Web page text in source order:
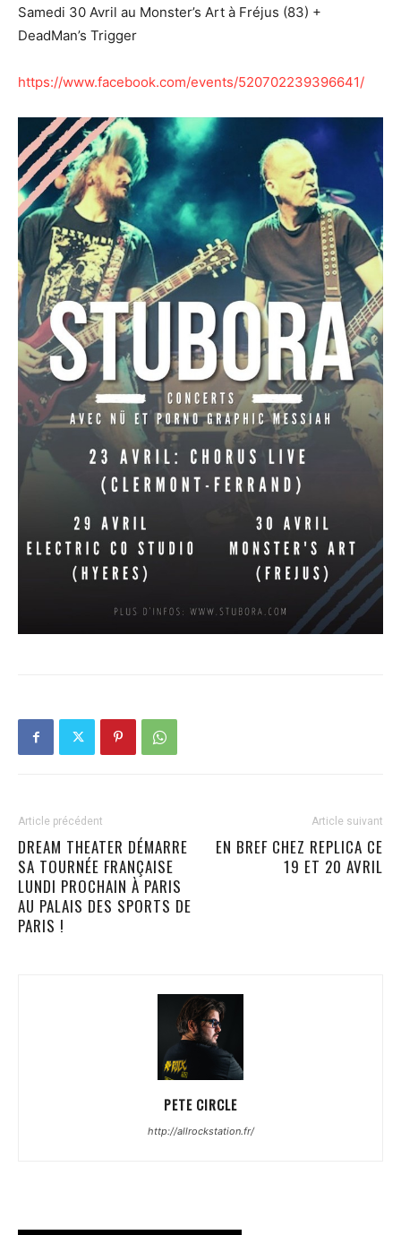
Samedi 30 Avril au Monster’s Art à Fréjus (83) +
DeadMan’s Trigger
https://www.facebook.com/events/520702239396641/
Article précédent
DREAM THEATER DÉMARRE
SA TOURNÉE FRANÇAISE
LUNDI PROCHAIN À PARIS
AU PALAIS DES SPORTS DE
PARIS !
Article suivant
EN BREF CHEZ REPLICA CE
19 ET 20 AVRIL
PETE CIRCLE
http://allrockstation.fr/